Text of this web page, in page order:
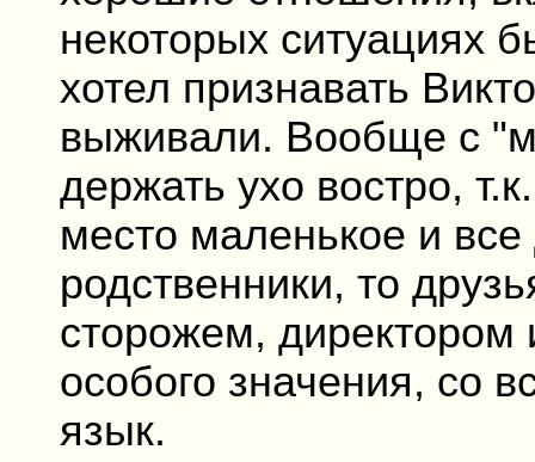
некоторых ситуациях
хотел признавать
выживали. Вообще с
держать ухо востро,
место маленькое и все
родственники, то
сторожем,
особого значения, со
язык.